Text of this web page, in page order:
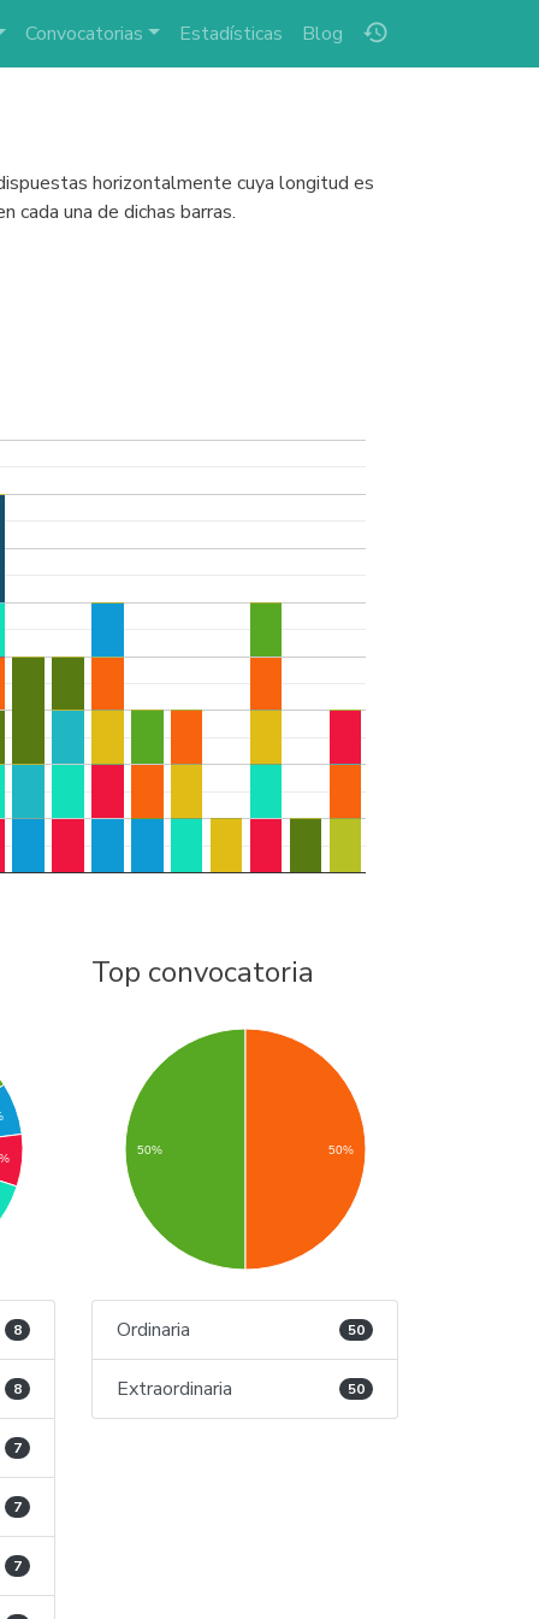
history
Convocatorias Estadísticas Blog
horizontalmente cuya longitud es
cada una de dichas barras.
8
8
7
7
7
Top convocatoria
50% 50%
Ordinaria 50
Extraordinaria 50